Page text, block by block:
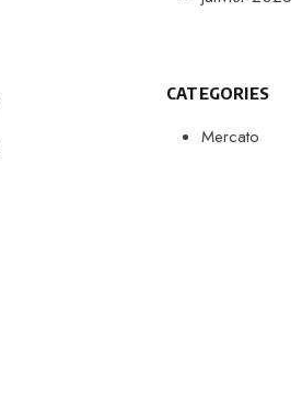
CATEGORIES
Mercato